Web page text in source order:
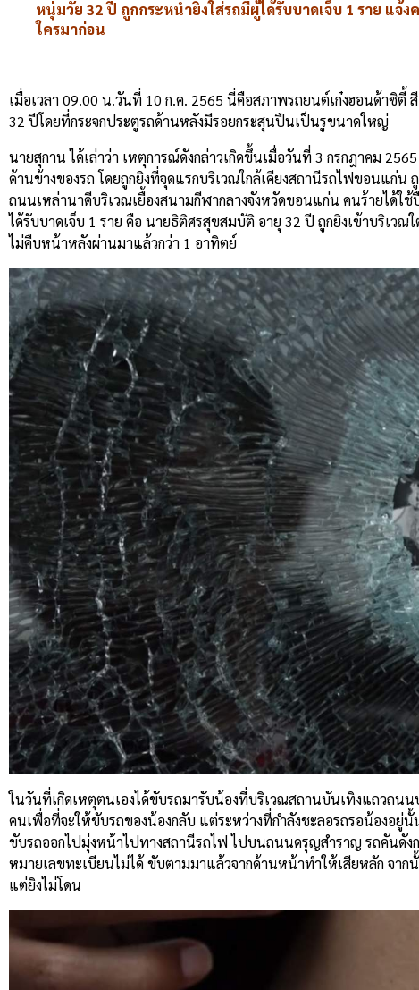
หนุ่มวัย 32ปี ถูกกระหน่ำยิงใส่รถมีผู้ได้รับบาดเจ็บ 1 ราย แจ้ง
ใครมาก่อน
เมื่อเวลา 09.00 น.วันที่ 10 ก.ค. 2565 นี่คือสภาพรถยนต์เก๋งฮอนด้าซิตี้
32ปีโดยที่กระจกประตูรถด้านหลังมีรอยกระสุนปืนเป็นรูขนาดใหญ่
นายสุกาน ได้เล่าว่า เหตุการณ์ดังกล่าวเกิดขึ้นเมื่อวันที่ 3 กรกฎาคม 2565
ด้านข้างของรถ โดยถูกยิงที่จุดแรกบริเวณใกล้เคียงสถานีรถไฟขอนแก่น
ถนนเหล่านาดีบริเวณเยื้องสนามกีฬากลางจังหวัดขอนแก่น คนร้ายได้ใช้
ได้รับบาดเจ็บ 1 ราย คือ นายธิติศรสุขสมบัติ อายุ 32ปี ถูกยิงเข้าบริเวณ
ไม่คืบหน้าหลังผ่านมาแล้วกว่า 1 อาทิตย์
ในวันที่เกิดเหตุตนเองได้ขับรถมารับน้องที่บริเวณสถานบันเทิงแถวถนน
คนเพื่อที่จะให้ขับรถของน้องกลับ แต่ระหว่างที่กำลังชะลอรถรอน้องอยู่
ขับรถออกไปมุ่งหน้าไปทางสถานีรถไฟ ไปบนถนนดรุญสำราญ รถคันดัง
หมายเลขทะเบียนไม่ได้ ขับตามมาแล้วจากด้านหน้าทำให้เสียหลัก จาก
แต่ยิงไม่โดน